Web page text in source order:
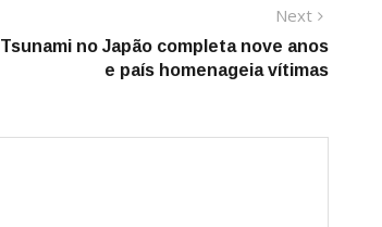
Next
post:
Tsunami no Japão completa nove anos
e país homenageia vítimas